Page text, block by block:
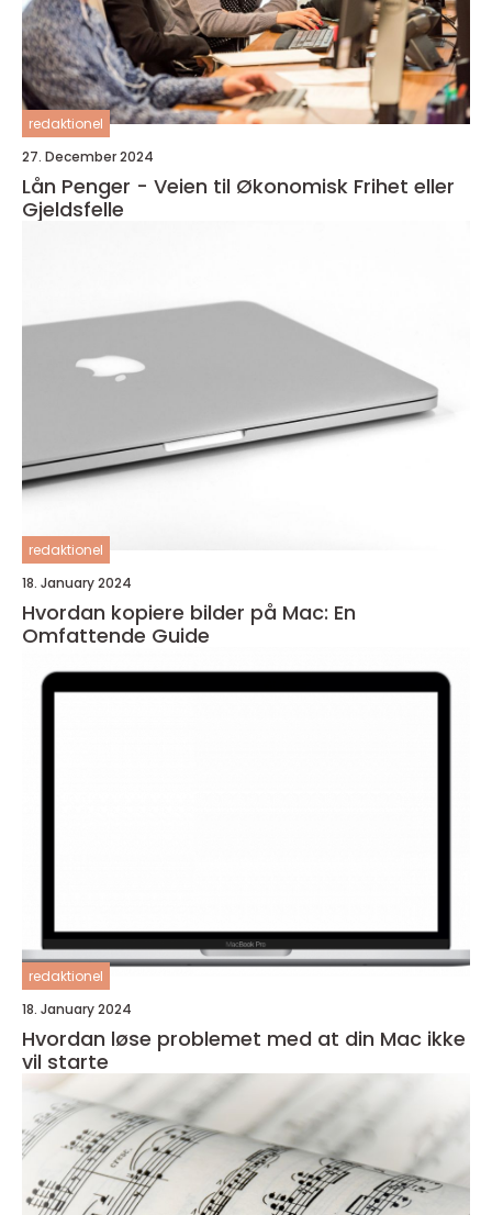
redaktionel
27. December 2024
Lån Penger - Veien til Økonomisk Frihet eller
Gjeldsfelle
redaktionel
18. January 2024
Hvordan kopiere bilder på Mac: En
Omfattende Guide
redaktionel
18. January 2024
Hvordan løse problemet med at din Mac ikke
vil starte